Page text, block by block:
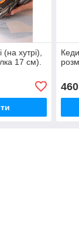
(на хутрі),
17 см).
460